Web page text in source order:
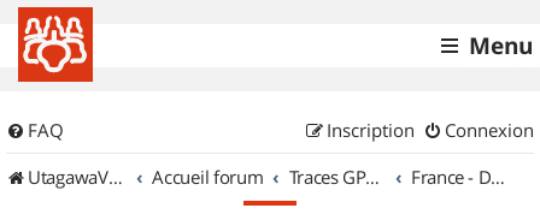
Menu
FAQ Connexion
Inscription
UtagawaVTT (Randos VTT et VTTAE avec traces GPS)
Accueil forum Traces GPS de randos VTT France - DOM-TOM